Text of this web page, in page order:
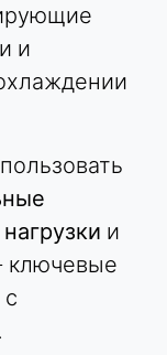
и
и
ключевые